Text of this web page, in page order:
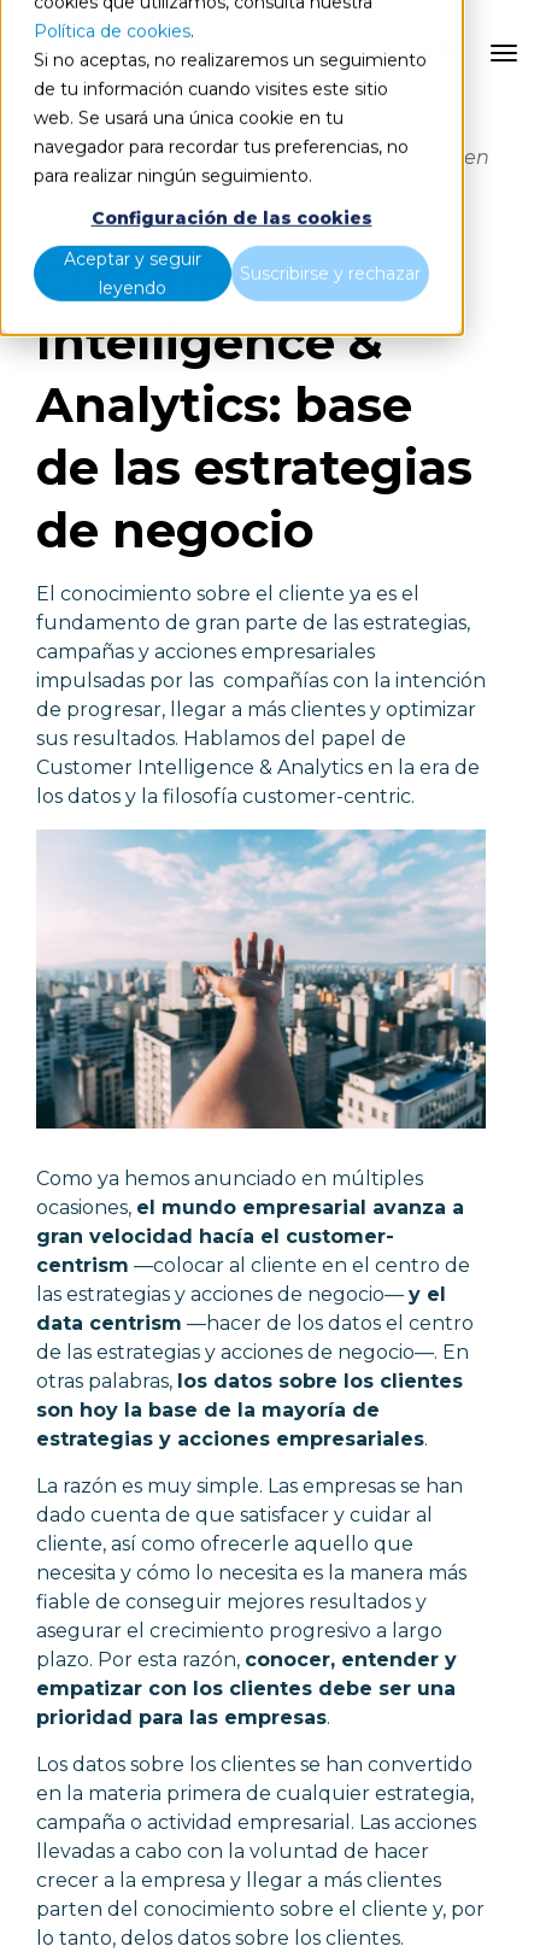
Política de cookies.
Si no aceptas, no realizaremos un seguimiento
de tu información cuando visites este sitio
web. Se usará una única cookie en tu
navegador para recordar tus preferencias, no
para realizar ningún seguimiento.
Configuración de las cookies
Aceptar y seguir
leyendo
Suscribirse y rechazar
En la era del customer-centrism y el data-
centrism las estrategias empresariales parten
de los datos y el conocimiento sobre los
clientes
Customer
Intelligence &
Analytics: base
de las estrategias
de negocio
El conocimiento sobre el cliente ya es el
fundamento de gran parte de las estrategias,
campañas y acciones empresariales
impulsadas por las compañías con la intención
de progresar, llegar a más clientes y optimizar
sus resultados. Hablamos del papel de
Customer Intelligence & Analytics en la era de
los datos y la filosofía customer-centric.
Como ya hemos anunciado en múltiples
ocasiones, el mundo empresarial avanza a
gran velocidad hacía el customer-
centrism —colocar al cliente en el centro de
las estrategias y acciones de negocio— y el
data centrism —hacer de los datos el centro
de las estrategias y acciones de negocio—. En
otras palabras, los datos sobre los clientes
son hoy la base de la mayoría de
estrategias y acciones empresariales.
La razón es muy simple. Las empresas se han
dado cuenta de que satisfacer y cuidar al
cliente, así como ofrecerle aquello que
necesita y cómo lo necesita es la manera más
fiable de conseguir mejores resultados y
asegurar el crecimiento progresivo a largo
plazo. Por esta razón, conocer, entender y
empatizar con los clientes debe ser una
prioridad para las empresas.
Los datos sobre los clientes se han convertido
en la materia primera de cualquier estrategia,
campaña o actividad empresarial. Las acciones
llevadas a cabo con la voluntad de hacer
crecer a la empresa y llegar a más clientes
parten del conocimiento sobre el cliente y, por
lo tanto, delos datos sobre los clientes.